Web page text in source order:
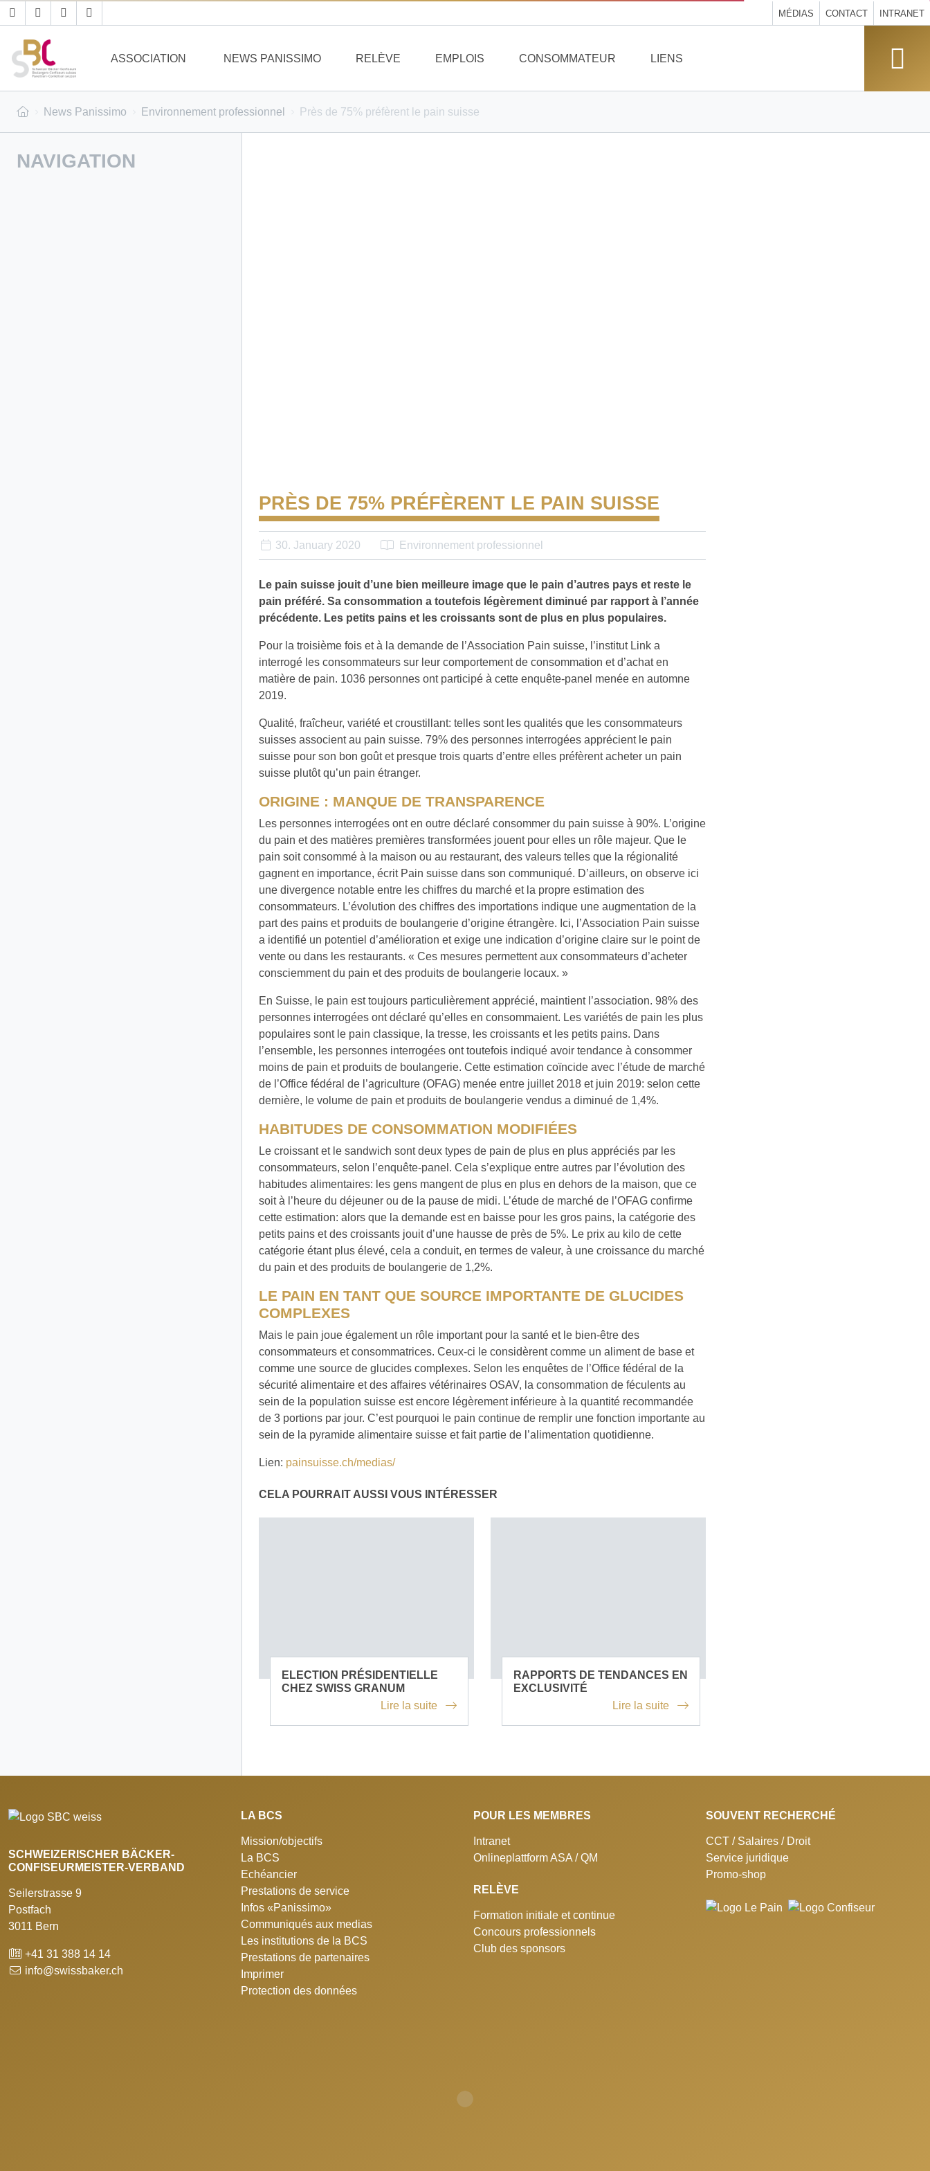
MÉDIAS CONTACT INTRANET
ASSOCIATION NEWS PANISSIMO RELÈVE EMPLOIS CONSOMMATEUR LIENS
News Panissimo Environnement professionnel Près de 75% préfèrent le pain suisse
NAVIGATION
PRÈS DE 75% PRÉFÈRENT LE PAIN SUISSE
30. January 2020 Environnement professionnel
Le pain suisse jouit d’une bien meilleure image que le pain d’autres pays et reste le
pain préféré. Sa consommation a toutefois légèrement diminué par rapport à l’année
précédente. Les petits pains et les croissants sont de plus en plus populaires.
Pour la troisième fois et à la demande de l’Association Pain suisse, l’institut Link a
interrogé les consommateurs sur leur comportement de consommation et d’achat en
matière de pain. 1036 personnes ont participé à cette enquête-panel menée en automne
2019.
Qualité, fraîcheur, variété et croustillant: telles sont les qualités que les consommateurs
suisses associent au pain suisse. 79% des personnes interrogées apprécient le pain
suisse pour son bon goût et presque trois quarts d’entre elles préfèrent acheter un pain
suisse plutôt qu’un pain étranger.
ORIGINE : MANQUE DE TRANSPARENCE
Les personnes interrogées ont en outre déclaré consommer du pain suisse à 90%. L’origine
du pain et des matières premières transformées jouent pour elles un rôle majeur. Que le
pain soit consommé à la maison ou au restaurant, des valeurs telles que la régionalité
gagnent en importance, écrit Pain suisse dans son communiqué. D’ailleurs, on observe ici
une divergence notable entre les chiffres du marché et la propre estimation des
consommateurs. L’évolution des chiffres des importations indique une augmentation de la
part des pains et produits de boulangerie d’origine étrangère. Ici, l’Association Pain suisse
a identifié un potentiel d’amélioration et exige une indication d’origine claire sur le point de
vente ou dans les restaurants. « Ces mesures permettent aux consommateurs d’acheter
consciemment du pain et des produits de boulangerie locaux. »
En Suisse, le pain est toujours particulièrement apprécié, maintient l’association. 98% des
personnes interrogées ont déclaré qu’elles en consommaient. Les variétés de pain les plus
populaires sont le pain classique, la tresse, les croissants et les petits pains. Dans
l’ensemble, les personnes interrogées ont toutefois indiqué avoir tendance à consommer
moins de pain et produits de boulangerie. Cette estimation coïncide avec l’étude de marché
de l’Office fédéral de l’agriculture (OFAG) menée entre juillet 2018 et juin 2019: selon cette
dernière, le volume de pain et produits de boulangerie vendus a diminué de 1,4%.
HABITUDES DE CONSOMMATION MODIFIÉES
Le croissant et le sandwich sont deux types de pain de plus en plus appréciés par les
consommateurs, selon l’enquête-panel. Cela s’explique entre autres par l’évolution des
habitudes alimentaires: les gens mangent de plus en plus en dehors de la maison, que ce
soit à l’heure du déjeuner ou de la pause de midi. L’étude de marché de l’OFAG confirme
cette estimation: alors que la demande est en baisse pour les gros pains, la catégorie des
petits pains et des croissants jouit d’une hausse de près de 5%. Le prix au kilo de cette
catégorie étant plus élevé, cela a conduit, en termes de valeur, à une croissance du marché
du pain et des produits de boulangerie de 1,2%.
LE PAIN EN TANT QUE SOURCE IMPORTANTE DE GLUCIDES
COMPLEXES
Mais le pain joue également un rôle important pour la santé et le bien-être des
consommateurs et consommatrices. Ceux-ci le considèrent comme un aliment de base et
comme une source de glucides complexes. Selon les enquêtes de l’Office fédéral de la
sécurité alimentaire et des affaires vétérinaires OSAV, la consommation de féculents au
sein de la population suisse est encore légèrement inférieure à la quantité recommandée
de 3 portions par jour. C’est pourquoi le pain continue de remplir une fonction importante au
sein de la pyramide alimentaire suisse et fait partie de l’alimentation quotidienne.
Lien: painsuisse.ch/medias/
CELA POURRAIT AUSSI VOUS INTÉRESSER
ELECTION PRÉSIDENTIELLE
CHEZ SWISS GRANUM
Lire la suite
RAPPORTS DE TENDANCES EN
EXCLUSIVITÉ
Lire la suite
SCHWEIZERISCHER BÄCKER-
CONFISEURMEISTER-VERBAND
Seilerstrasse 9
Postfach
3011 Bern
+41 31 388 14 14
info@swissbaker.ch
LA BCS
Mission/objectifs
La BCS
Echéancier
Prestations de service
Infos «Panissimo»
Communiqués aux medias
Les institutions de la BCS
Prestations de partenaires
Imprimer
Protection des données
POUR LES MEMBRES
Intranet
Onlineplattform ASA / QM
RELÈVE
Formation initiale et continue
Concours professionnels
Club des sponsors
SOUVENT RECHERCHÉ
CCT / Salaires / Droit
Service juridique
Promo-shop